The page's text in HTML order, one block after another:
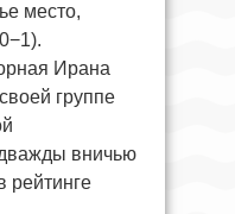
место,
Ирана
группе
вничью
рейтинге